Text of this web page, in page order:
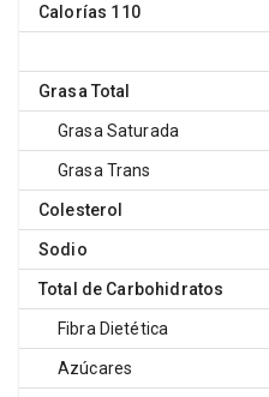
Calorías 110
Grasa Total
Grasa Saturada
Grasa Trans
Colesterol
Sodio
Total de Carbohidratos
Fibra Dietética
Azúcares